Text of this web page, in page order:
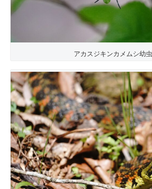
アカスジキンカメムシ幼虫